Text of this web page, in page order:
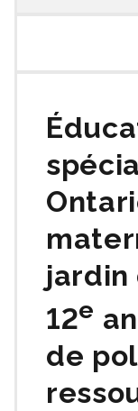
jardin
12e
de